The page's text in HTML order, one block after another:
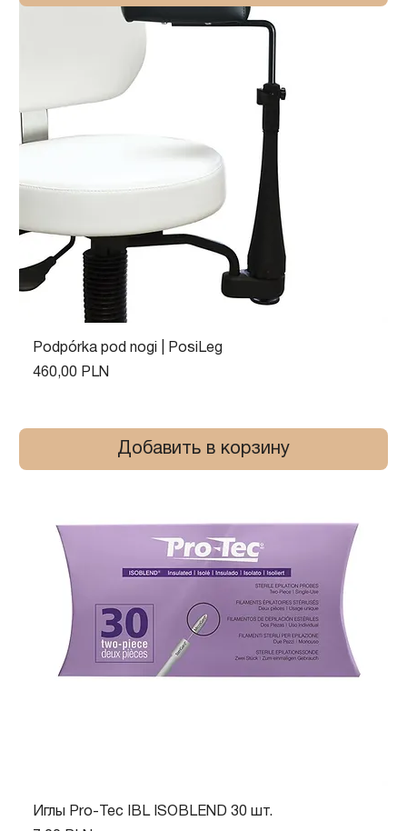
Podpórka pod nogi | PosiLeg
Цена
460,00 PLN
Добавить в корзину
Иглы Pro-Tec IBL ISOBLEND 30 шт.